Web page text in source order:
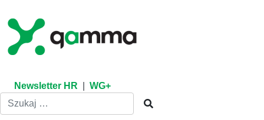
content
Newsletter HR WG+